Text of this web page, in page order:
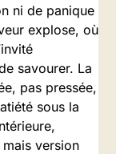
ni de panique
explose, où
savourer. La
pas pressée,
sous la
version